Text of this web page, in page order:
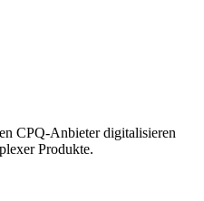
CPQ-Anbieter digitalisieren
Produkte.